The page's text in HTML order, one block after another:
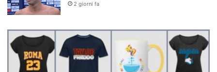
2 giorni fa